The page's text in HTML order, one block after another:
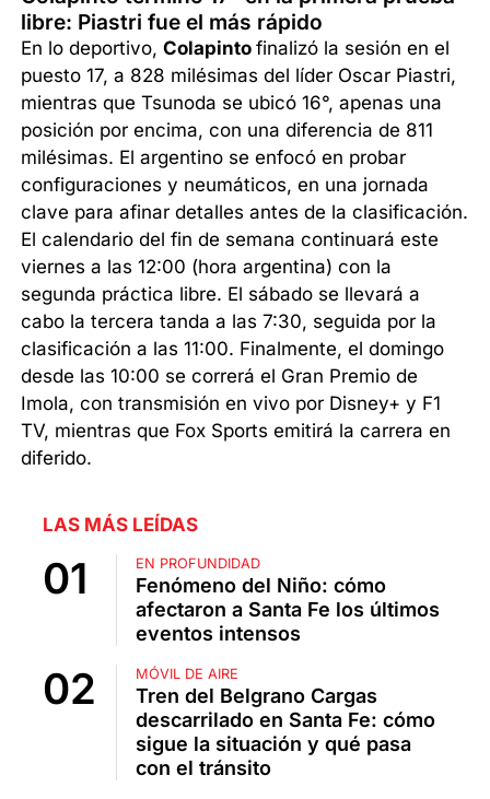
libre: Piastri fue el más rápido
En lo deportivo,Colapintofinalizó la sesión en el
puesto 17, a 828 milésimas del líder Oscar Piastri,
mientras que Tsunoda se ubicó 16°, apenas una
posición por encima, con una diferencia de 811
milésimas. El argentino se enfocó en probar
configuraciones y neumáticos, en una jornada
clave para afinar detalles antes de la clasificación.
El calendario del fin de semana continuará este
viernes a las 12:00 (hora argentina) con la
segunda práctica libre. El sábado se llevará a
cabo la tercera tanda a las 7:30, seguida por la
clasificación a las 11:00. Finalmente, el domingo
desde las 10:00 se correrá el Gran Premio de
Imola, con transmisión en vivo por Disney+ y F1
TV, mientras que Fox Sports emitirá la carrera en
diferido.
LAS MÁS LEÍDAS
EN PROFUNDIDAD
Fenómeno del Niño: cómo
afectaron a Santa Fe los últimos
eventos intensos
MÓVIL DE AIRE
Tren del Belgrano Cargas
descarrilado en Santa Fe: cómo
sigue la situación y qué pasa
con el tránsito